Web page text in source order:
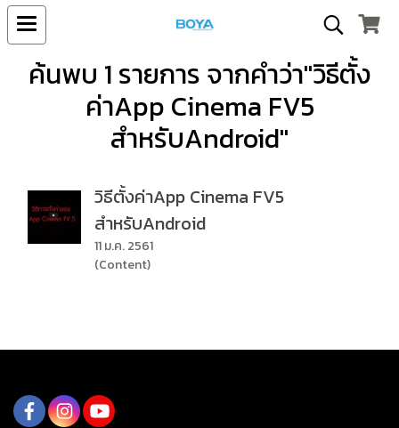
ค้นพบ 1 รายการ จากคำว่า"วิธีตั้ง
ค่าApp Cinema FV5
สำหรับAndroid"
วิธีตั้งค่าApp Cinema FV5
สำหรับAndroid
11 ม.ค. 2561
(Content)